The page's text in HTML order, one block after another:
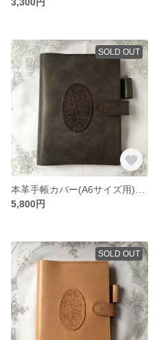
SOLD OUT
5,800円
SOLD OUT